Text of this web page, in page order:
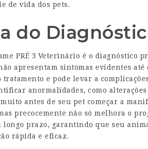
de vida dos pets.
do
PRÉ 3 Veterinário é o diagnóstico
apresentam sintomas evidentes até
e pode levar a complicações
anormalidades, como
antes de seu pet começar a
precocemente não só melhora o
prazo, garantindo que seu
rápida e eficaz.